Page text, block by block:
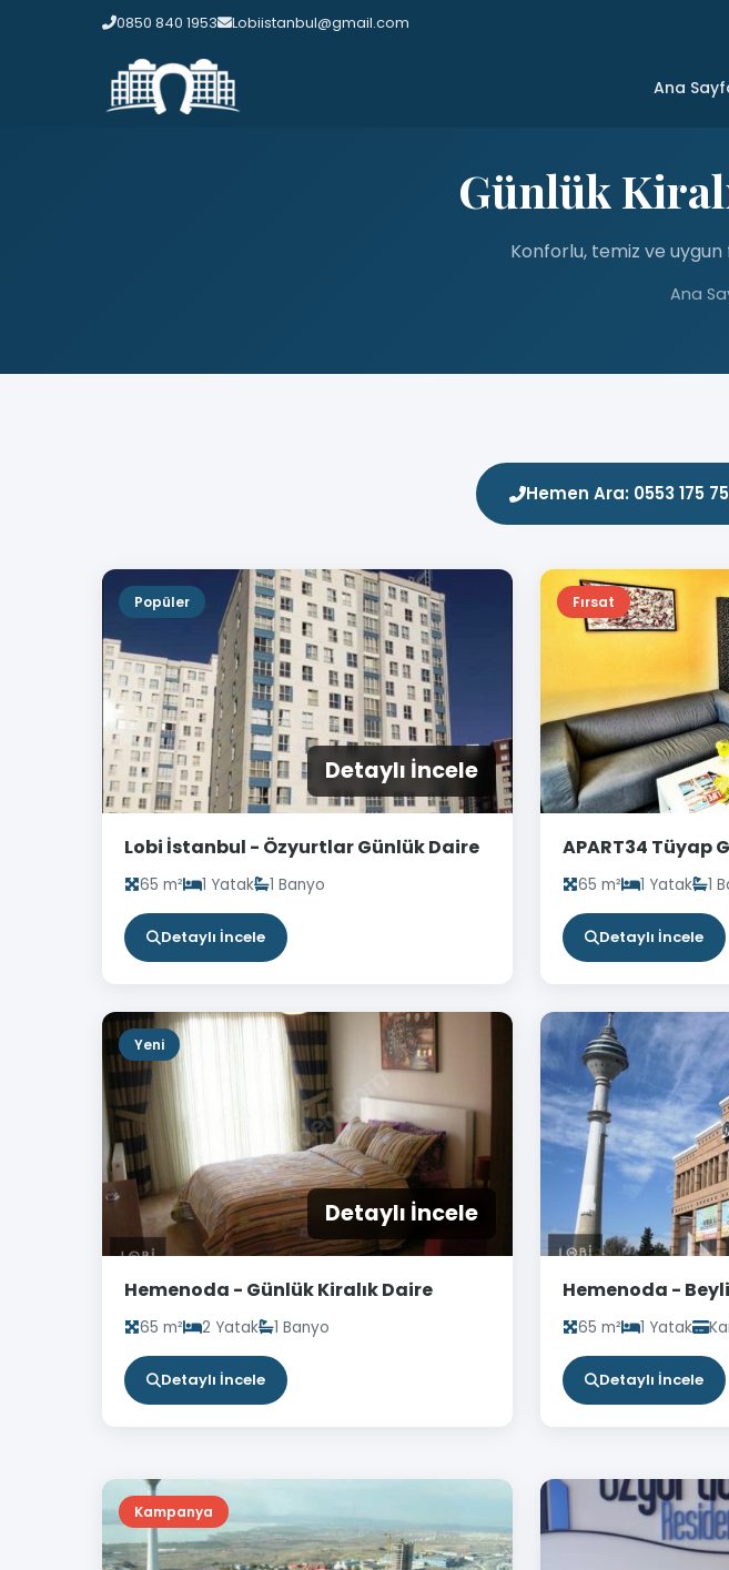
0850 840 1953 Lobiistanbul@gmail.com
Ana
Günlük
Konforlu, temiz ve
Ana
Hemen Ara: 0553 175
Popüler
Detaylı İncele
Lobi İstanbul - Özyurtlar Günlük Daire
65 m² 1 Yatak 1 Banyo
Detaylı İncele
Fırsat
APART34 Tüyap
65 m² 1 Yatak 1
Detaylı İncele
Yeni
Detaylı İncele
Hemenoda - Günlük Kiralık Daire
65 m² 2 Yatak 1 Banyo
Detaylı İncele
Hemenoda -
65 m² 1 Yatak
Detaylı İncele
Kampanya